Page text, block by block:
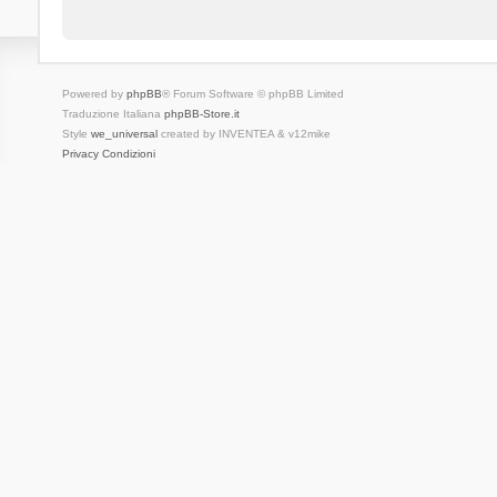
Powered by phpBB® Forum Software © phpBB Limited
Traduzione Italiana phpBB-Store.it
Style we_universalcreated by INVENTEA & v12mike
Privacy Condizioni